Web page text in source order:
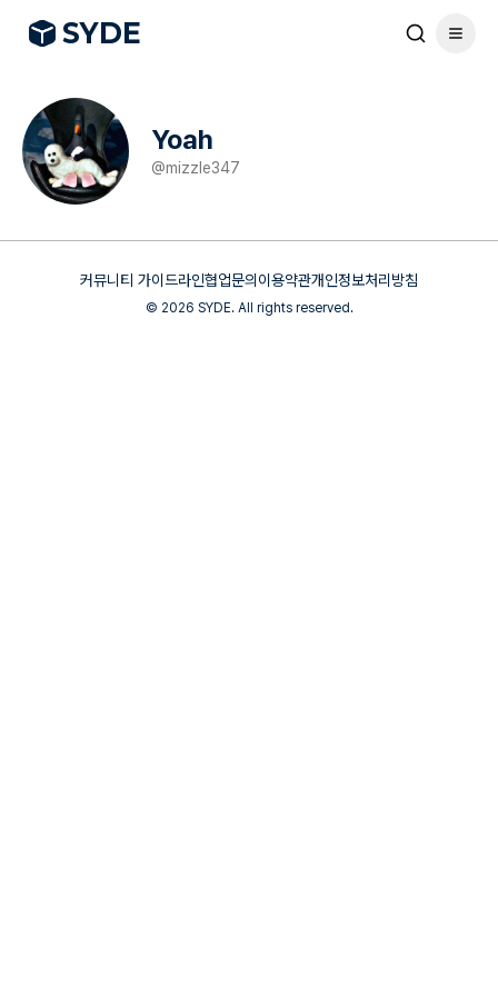
SYDE
Yoah
@mizzle347
커뮤니티 가이드라인협업문의 이용약관개인정보처리방침
© 2026 SYDE. All rights reserved.